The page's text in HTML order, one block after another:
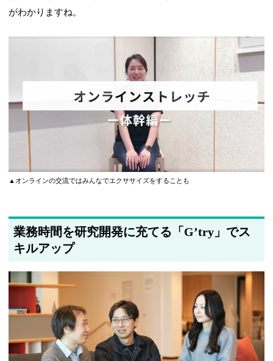
がわかりますね。
▲オンラインの交流ではみんなでエクササイズをすることも
業務時間を研究開発に充てる「Gʼtry」でス
キルアップ